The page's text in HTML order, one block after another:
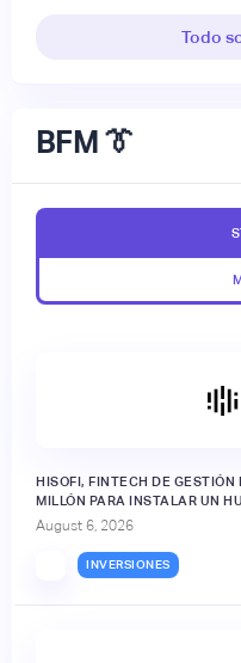
Todo
BFM 👔
HISOFI, FINTECH DE
MILLÓN PARA INSTALAR UN
August 6, 2026
INVERSIONES